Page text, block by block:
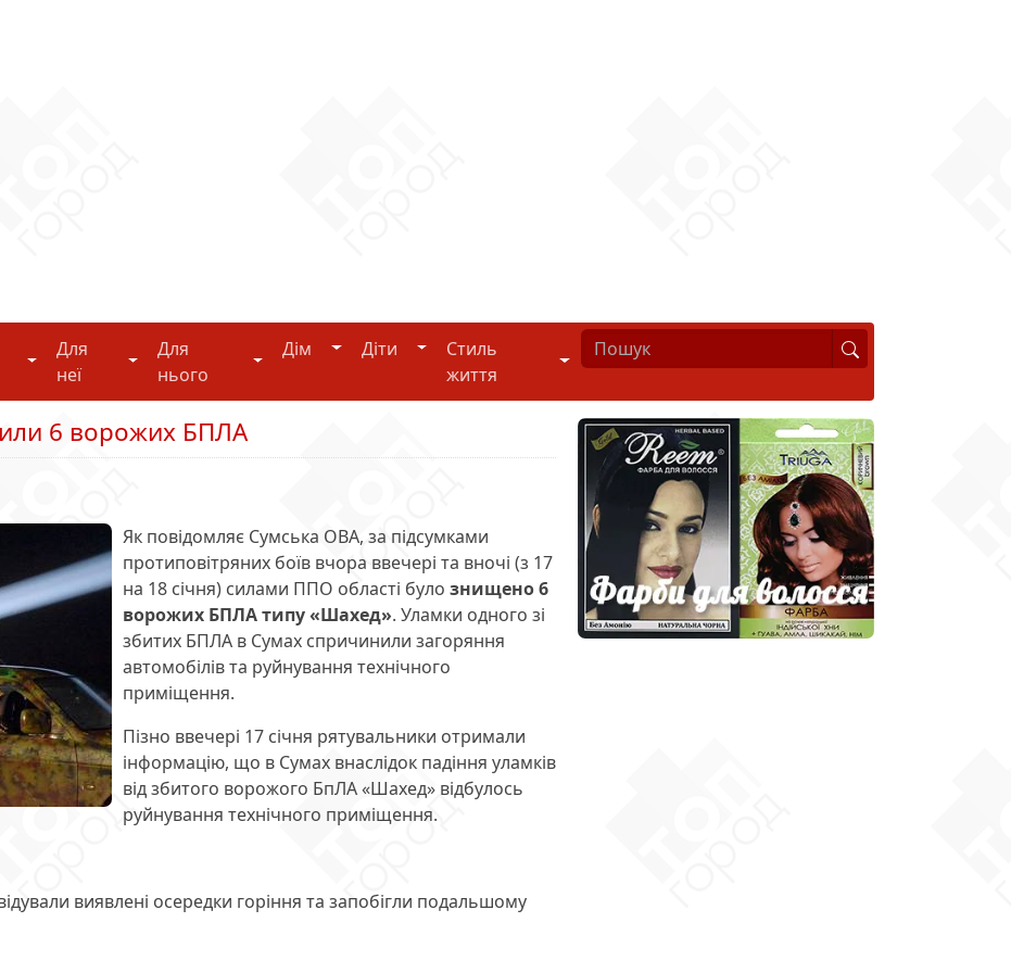
Hi-tech
Для
неї
Для неї
Для
нього
Для нього
Дім Дім Діти ДітиСтиль
життя
Стиль життя
6 ворожих БПЛА
Як повідомляє Сумська ОВА, за підсумками
протиповітряних боїв вчора ввечері та вночі (з 17
на 18 січня) силами ППО області було знищено 6
ворожих БПЛА типу «Шахед». Уламки одного зі
збитих БПЛА в Сумах спричинили загоряння
автомобілів та руйнування технічного
приміщення.
Пізно ввечері 17 січня рятувальники отримали
інформацію, що в Сумах внаслідок падіння уламків
від збитого ворожого БпЛА «Шахед» відбулось
руйнування технічного приміщення.
виявлені осередки горіння та запобігли подальшому